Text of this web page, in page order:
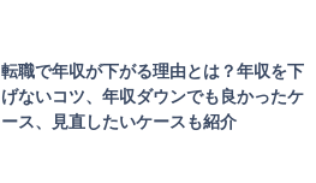
転職で年収が下がる理由とは？年収を下
げないコツ、年収ダウンでも良かったケ
ース、見直したいケースも紹介